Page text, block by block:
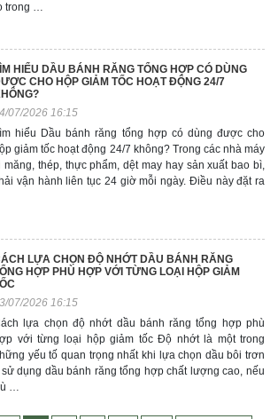
trong …
HIỂU DẦU BÁNH RĂNG TỔNG HỢP CÓ DÙNG
CHO HỘP GIẢM TỐC HOẠT ĐỘNG 24/7
07/2026 16:15
hiểu Dầu bánh răng tổng hợp có dùng được cho
giảm tốc hoạt động 24/7 không? Trong các nhà máy
măng, thép, thực phẩm, dệt may hay sản xuất bao bì,
vận hành liên tục 24 giờ mỗi ngày. Điều này đặt ra
LỰA CHỌN ĐỘ NHỚT DẦU BÁNH RĂNG
HỢP PHÙ HỢP VỚI TỪNG LOẠI HỘP GIẢM
07/2026 16:15
lựa chọn độ nhớt dầu bánh răng tổng hợp phù
với từng loại hộp giảm tốc Độ nhớt là một trong
yếu tố quan trọng nhất khi lựa chọn dầu bôi trơn
dụng dầu bánh răng tổng hợp chất lượng cao, nếu
…